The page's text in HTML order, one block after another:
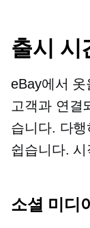
출시 시
eBay에서
고객과 연결
습니다. 다
쉽습니다.
소셜 미디